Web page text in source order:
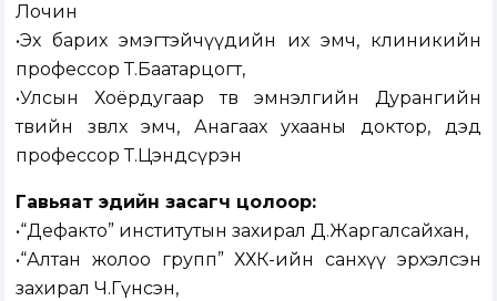
Лочин
•Эх барих эмэгтэйчүүдийн их эмч, клиникийн
профессор Т.Баатарцогт,
•Улсын Хоёрдугаар төв эмнэлгийн Дурангийн
төвийн зөвлөх эмч, Анагаах ухааны доктор, дэд
профессор Т.Цэндсүрэн
Гавьяат эдийн засагч цолоор:
•“Дефакто” институтын захирал Д.Жаргалсайхан,
•“Алтан жолоо групп” ХХК-ийн санхүү эрхэлсэн
захирал Ч.Гүнсэн,